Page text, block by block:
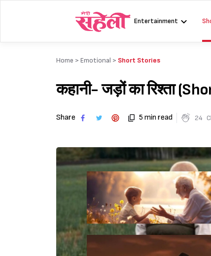
Entertainment
Home > Emotional > Short Stories
कहानी- जड़ों का रिश्ता
Share 5 min read 24